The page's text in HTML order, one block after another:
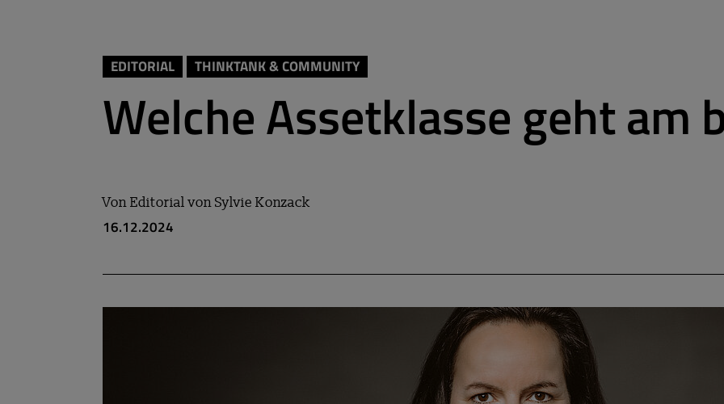
EDITORIAL THINKTANK & COMMUNITY
Welche Assetklasse geht am
VonEditorial von Sylvie Konzack
16.12.2024